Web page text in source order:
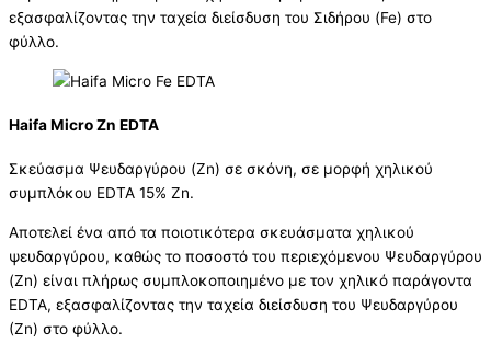
εξασφαλίζοντας την ταχεία διείσδυση του Σιδήρου (Fe) στο
φύλλο.
Haifa Micro Zn EDTA
Σκεύασμα Ψευδαργύρου (Zn) σε σκόνη, σε μορφή χηλικού
συμπλόκου EDTA 15% Zn.
Αποτελεί ένα από τα ποιοτικότερα σκευάσματα χηλικού
ψευδαργύρου, καθώς το ποσοστό του περιεχόμενου Ψευδαργύρου
(Zn) είναι πλήρως συμπλοκοποιημένο με τον χηλικό παράγοντα
EDTA, εξασφαλίζοντας την ταχεία διείσδυση του Ψευδαργύρου
(Ζn) στο φύλλο.